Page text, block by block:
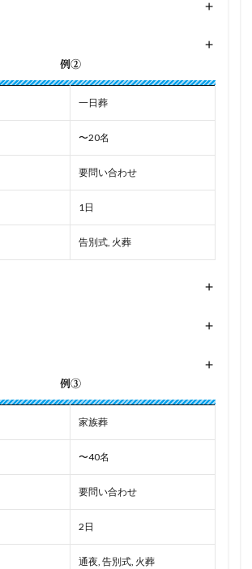
+
+
例②
一日葬
〜20名
要問い合わせ
1日
告別式, 火葬
+
+
+
例③
家族葬
〜40名
要問い合わせ
2日
通夜, 告別式, 火葬